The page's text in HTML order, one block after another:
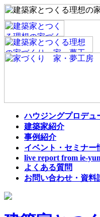
ハウジングプロデュ
建築家紹介
事例紹介
イベント・セミナー
live report from ie-
よくある質問
お問い合わせ・資料